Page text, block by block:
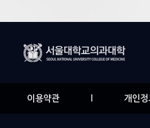
이용약관 개인